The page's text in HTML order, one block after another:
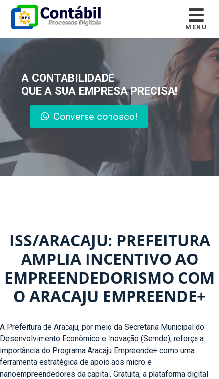
MENU
A CONTABILIDADE
QUE A SUA EMPRESA PRECISA!
Converse conosco!
ISS/ARACAJU: PREFEITURA
AMPLIA INCENTIVO AO
EMPREENDEDORISMO COM
O ARACAJU EMPREENDE+
A Prefeitura de Aracaju, por meio da Secretaria Municipal do
Desenvolvimento Econômico e Inovação (Semde), reforça a
importância do Programa Aracaju Empreende+ como uma
ferramenta estratégica de apoio aos micro e
nanoempreendedores da capital. Gratuita, a plataforma digital